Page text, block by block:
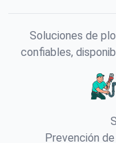
Soluciones de
confiables,
Prevención